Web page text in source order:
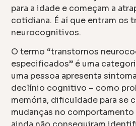
para a idade e começam a
cotidiana. É aí que entram os
neurocognitivos.
O termo “transtornos
especificados” é uma
uma pessoa apresenta
declínio cognitivo – como
memória, dificuldade para se
mudanças no